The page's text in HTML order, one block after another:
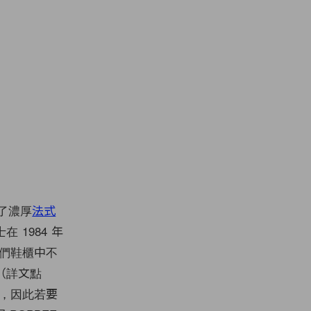
濃厚法式
在 1984 年
鞋櫃中不
詳文點
因此若要